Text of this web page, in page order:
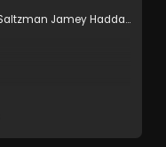
11. The Departed Tango feat. Larry Saltzman Jamey Haddad Marc Ribot Shawn Pelton & Tim Le Febvre